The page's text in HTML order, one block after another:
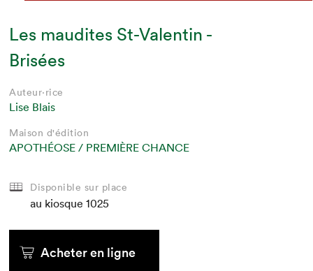
Les maudites St-Valentin -
Brisées
Auteur·rice
Lise Blais
Maison d'édition
APOTHÉOSE / PREMIÈRE CHANCE
Disponible sur place
au kiosque 1025
Acheter en ligne